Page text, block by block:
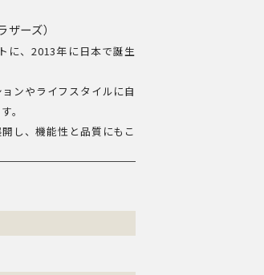
ーズ）
に、2013年に日本で誕生
ンやライフスタイルに自
。
し、機能性と品質にもこ